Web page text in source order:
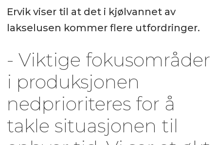
Ervik viser til at det i kjølvannet av
lakselusen kommer flere utfordringer.
- Viktige fokusområder
i produksjonen
nedprioriteres for å
takle situasjonen til